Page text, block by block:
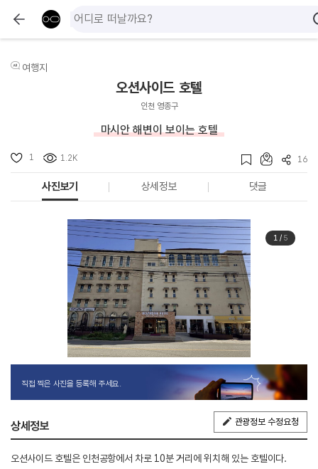
여행지
오션사이드 호텔
인천 영종구
마시안 해변이 보이는 호텔
1 1.2K 16
사진보기 상세정보 댓글
1/ 5
직접 찍은 사진을 등록해 주세요.
상세정보 관광정보 수정요청
오션사이드 호텔은 인천공항에서 차로 10분 거리에 위치해 있는 호텔이다.